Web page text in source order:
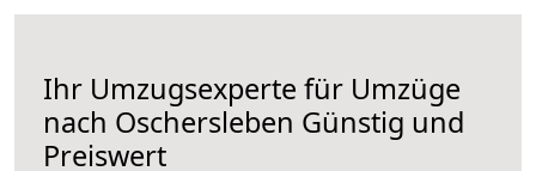
Ihr Umzugsexperte für Umzüge
nach Oschersleben Günstig und
Preiswert